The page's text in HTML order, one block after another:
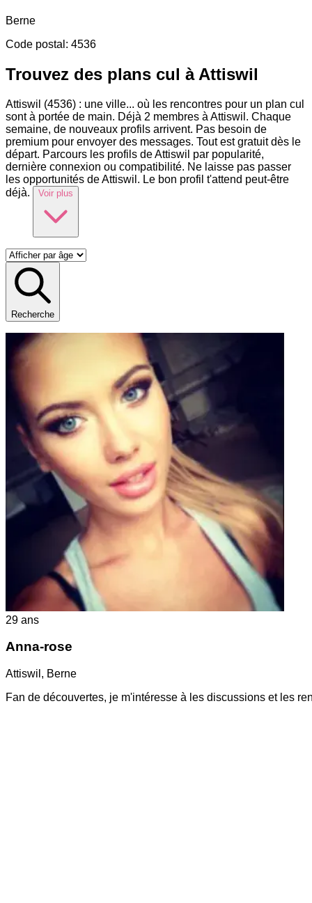
Berne
Code postal : 4536
Trouvez des plans cul à Attiswil
Attiswil (4536) : une ville... où les rencontres pour un plan cul
sont à portée de main. Déjà 2 membres à Attiswil. Chaque
semaine, de nouveaux profils arrivent. Pas besoin de
premium pour envoyer des messages. Tout est gratuit dès le
départ. Parcours les profils de Attiswil par popularité,
dernière connexion ou compatibilité. Ne laisse pas passer
les opportunités de Attiswil. Le bon profil t'attend peut-être
déjà.
Voir plus
Recherche
29 ans
Anna-rose
Attiswil , Berne
Fan de découvertes, je m'intéresse à les discussions et les